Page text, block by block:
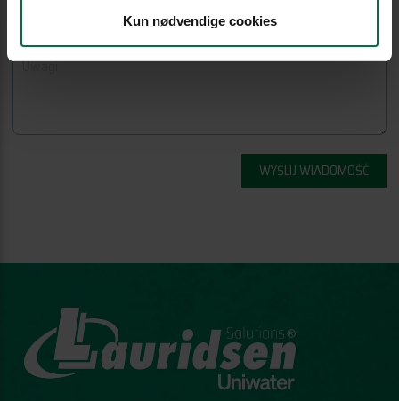
Kun nødvendige cookies